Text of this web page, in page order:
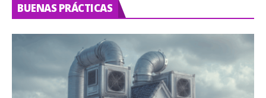
BUENAS PRÁCTICAS